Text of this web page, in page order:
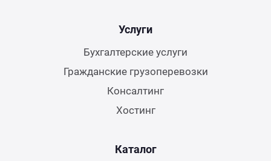
Услуги
Бухгалтерские услуги
Гражданские грузоперевозки
Консалтинг
Хостинг
Каталог